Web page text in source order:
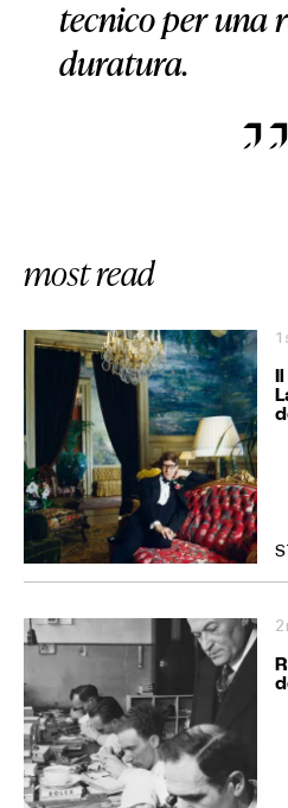
tecnico per una
duratura.
most read